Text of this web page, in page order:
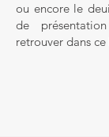
ou encore le
de
retrouver dans